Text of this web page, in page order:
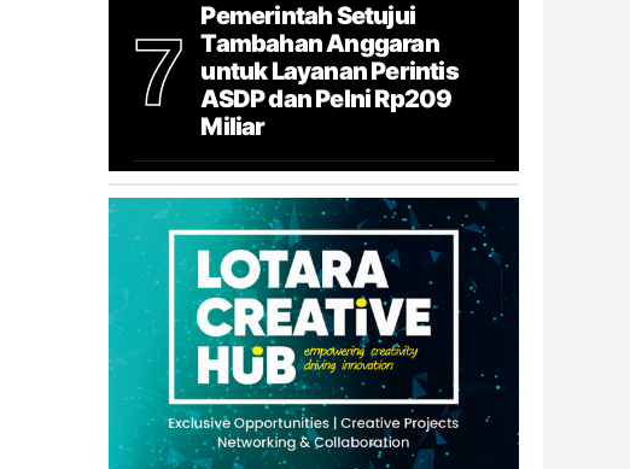
7
Pemerintah Setujui
Tambahan Anggaran
untuk Layanan Perintis
ASDP dan Pelni Rp209
Miliar